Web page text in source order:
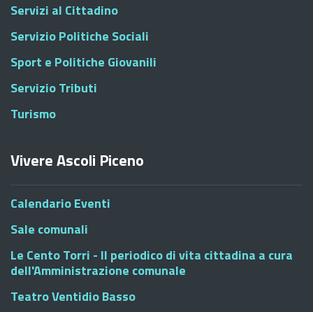
Servizi al Cittadino
Servizio Politiche Sociali
Sport e Politiche Giovanili
Servizio Tributi
Turismo
Vivere Ascoli Piceno
Calendario Eventi
Sale comunali
Le Cento Torri - Il periodico di vita cittadina a cura
dell'Amministrazione comunale
Teatro Ventidio Basso